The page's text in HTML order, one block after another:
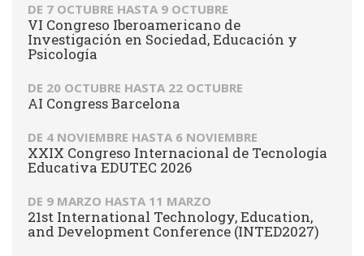
DE 7 OCTUBRE HASTA 9 OCTUBRE
VI Congreso Iberoamericano de
Investigación en Sociedad, Educación y
Psicología
DE 20 OCTUBRE HASTA 22 OCTUBRE
AI Congress Barcelona
DE 4 NOVIEMBRE HASTA 6 NOVIEMBRE
XXIX Congreso Internacional de Tecnología
Educativa EDUTEC 2026
DE 9 MARZO HASTA 11 MARZO
21st International Technology, Education,
and Development Conference (INTED2027)